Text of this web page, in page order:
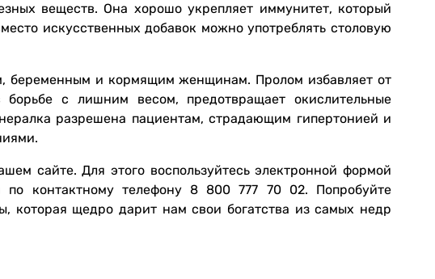
веществ. Она хорошо укрепляет иммунитет, который
искусственных добавок можно употреблять столовую
беременным и кормящим женщинам. Пролом избавляет от
с лишним весом, предотвращает окислительные
разрешена пациентам, страдающим гипертонией и
сайте. Для этого воспользуйтесь электронной формой
контактному телефону 8 800 777 70 02. Попробуйте
которая щедро дарит нам свои богатства из самых недр